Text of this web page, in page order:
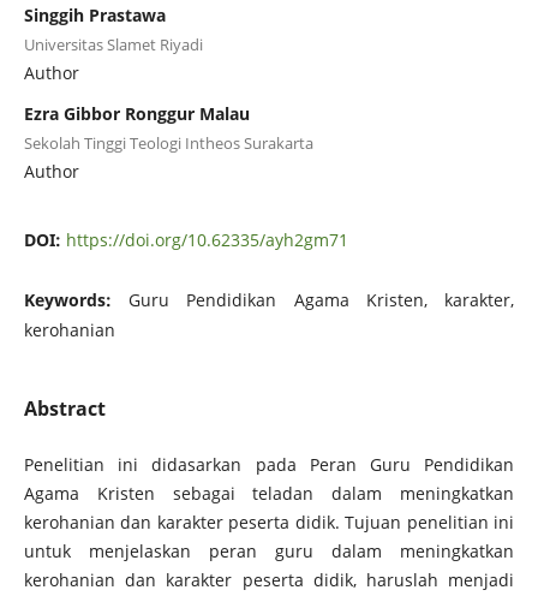
Singgih Prastawa
Universitas Slamet Riyadi
Author
Ezra Gibbor Ronggur Malau
Sekolah Tinggi Teologi Intheos Surakarta
Author
DOI: https://doi.org/10.62335/ayh2gm71
Keywords:Guru Pendidikan Agama Kristen, karakter,
kerohanian
Abstract
Penelitian ini didasarkan pada Peran Guru Pendidikan
Agama Kristen sebagai teladan dalam meningkatkan
kerohanian dan karakter peserta didik. Tujuan penelitian ini
untuk menjelaskan peran guru dalam meningkatkan
kerohanian dan karakter peserta didik, haruslah menjadi